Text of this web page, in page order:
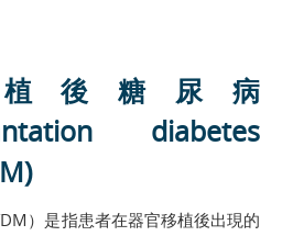
後糖尿病
diabetes
）是指患者在器官移植後出現的